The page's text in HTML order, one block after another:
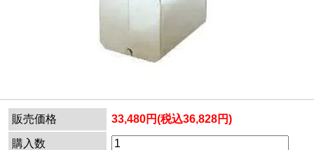
販売価格 33,480円(税込36,828円)
購入数